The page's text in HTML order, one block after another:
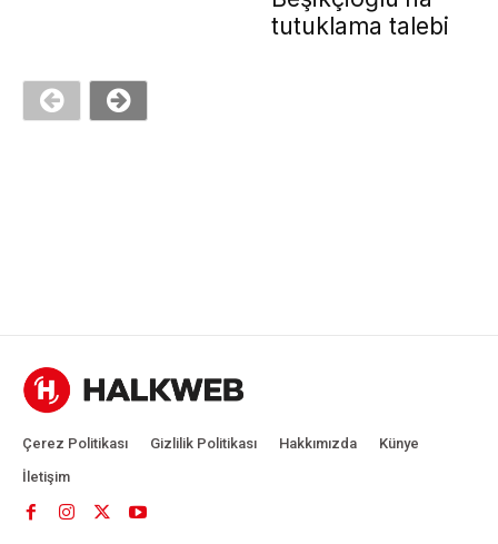
tutuklama talebi
Çerez Politikası Gizlilik Politikası Hakkımızda
Künye
İletişim